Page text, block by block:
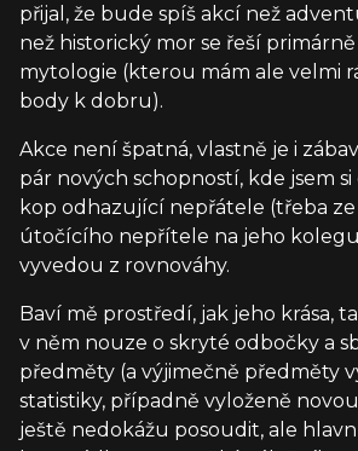
přijal, že bude spíš akcí než
než historický mor se řeší
mytologie (kterou mám ale velmi
body k dobru).
Akce není špatná, vlastně je i
pár nových schopností, kde jsem
kop odhazující nepřátele (třeba
útočícího nepřítele na jeho
vyvedou z rovnováhy.
Baví mě prostředí, jak jeho krása,
v něm nouze o skryté odbočky a
předměty (a výjimečně předměty
statistiky, případně vyloženě
ještě nedokážu posoudit, ale